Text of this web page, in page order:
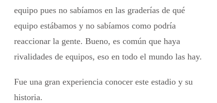
equipo pues no sabíamos en las graderías de qué
equipo estábamos y no sabíamos como podría
reaccionar la gente. Bueno, es común que haya
rivalidades de equipos, eso en todo el mundo las hay.
Fue una gran experiencia conocer este estadio y su
historia.